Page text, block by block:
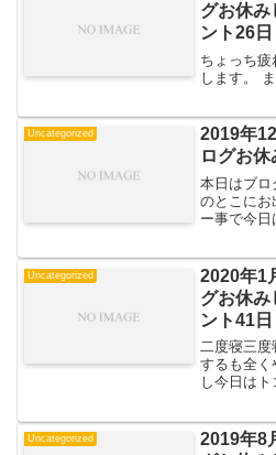
グお休み
ント26日
ちょっち
します。
Uncategorized
2019年
ログお
本日はブロ
のとこにお
ー事で今日
Uncategorized
2020年1
グお休み
ント41日
二度寝三
するも全く
し今日はト
Uncategorized
2019年8